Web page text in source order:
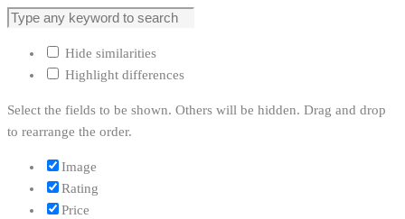
Hide similarities
Highlight differences
Select the fields to be shown. Others will be hidden. Drag and drop
to rearrange the order.
Image
Rating
Price